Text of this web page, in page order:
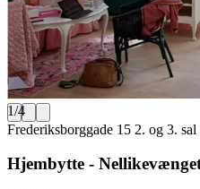
1/4
Frederiksborggade 15 2. og 3.
Hjembytte -